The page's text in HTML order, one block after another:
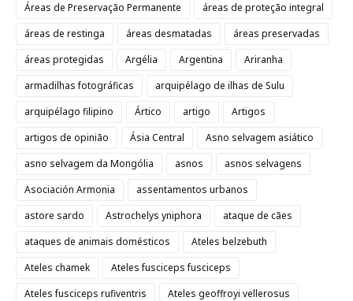
Áreas de Preservação Permanente
áreas de proteção integral
áreas de restinga
áreas desmatadas
áreas preservadas
áreas protegidas
Argélia Argentina
Ariranha
armadilhas fotográficas
arquipélago de ilhas de Sulu
arquipélago filipino
Ártico artigo
Artigos
artigos de opinião
Ásia Central
Asno selvagem asiático
asno selvagem da Mongólia
asnos
asnos selvagens
Asociación Armonia
assentamentos urbanos
astore sardo
Astrochelys yniphora
ataque de cães
ataques de animais domésticos
Ateles belzebuth
Ateles chamek
Ateles fusciceps fusciceps
Ateles fusciceps rufiventris
Ateles geoffroyi vellerosus